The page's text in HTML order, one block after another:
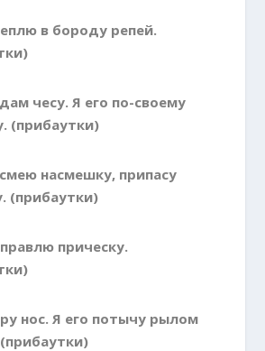
в бороду репей.
чесу. Я его по-своему
(прибаутки)
насмешку, припасу
(прибаутки)
прическу.
нос. Я его потычу рылом